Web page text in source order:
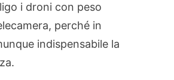
i droni con peso
perché in
indispensabile la